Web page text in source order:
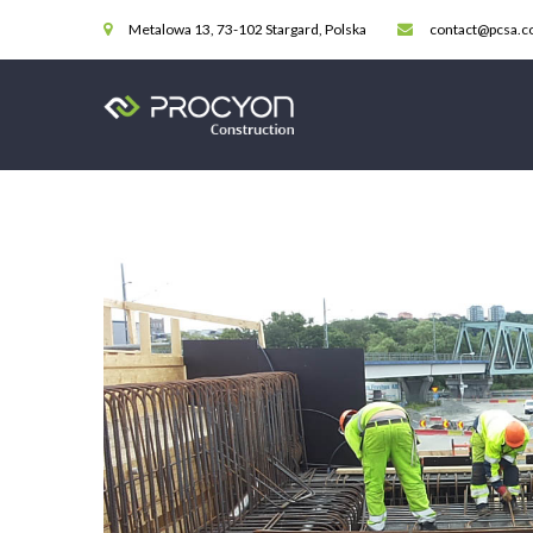
Metalowa 13, 73-102 Stargard, Polska